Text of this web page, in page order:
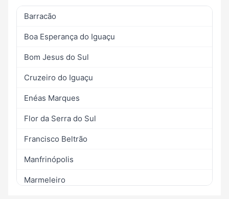
Barracão
Boa Esperança do Iguaçu
Bom Jesus do Sul
Cruzeiro do Iguaçu
Enéas Marques
Flor da Serra do Sul
Francisco Beltrão
Manfrinópolis
Marmeleiro